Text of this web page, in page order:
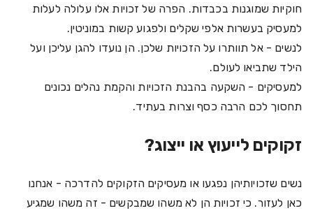
חוקיות שמוגנות בכבדות. הפרה של זכויות אלו עלולה לעלות
למעסיק בעשרות אלפי שקלים ולפגוע קשות במוניטין.
לנשים - אל תוותרו על הזכויות שלכן. הן נועדו להגן עליכן ועל
הילד שתביאו לעולם.
למעסיקים - השקעה בהבנת הזכויות והקמת נהלים נכונים
תחסוך לכם הרבה כסף וצרות בעתיד.
זקוקים לייעוץ או ייצוג?
נשים שזכויותיהן נפגעו או מעסיקים הזקוקים להדרכה - אנחנו
כאן לעזור. כי זכויות הן לא משהו שמבקשים - זה משהו שמגיע